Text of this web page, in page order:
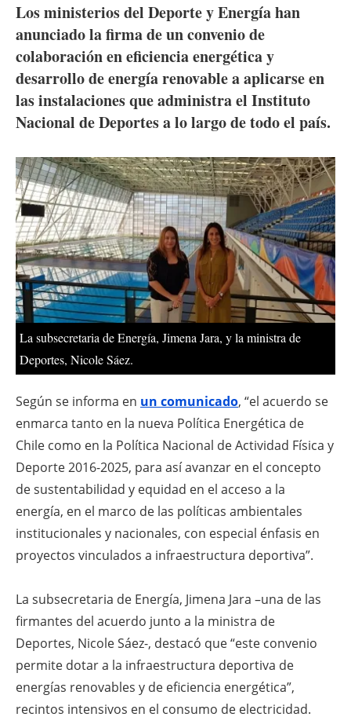
Agenda
Directory
Jobs
About us
Newsletters
Los ministerios del Deporte y Energía han
anunciado la firma de un convenio de
colaboración en eficiencia energética y
desarrollo de energía renovable a aplicarse en
las instalaciones que administra el Instituto
Nacional de Deportes a lo largo de todo el país.
La subsecretaria de Energía, Jimena Jara, y la ministra de
Deportes, Nicole Sáez.
Según se informa en un comunicado, “el acuerdo se
enmarca tanto en la nueva Política Energética de
Chile como en la Política Nacional de Actividad Física y
Deporte 2016-2025, para así avanzar en el concepto
de sustentabilidad y equidad en el acceso a la
energía, en el marco de las políticas ambientales
institucionales y nacionales, con especial énfasis en
proyectos vinculados a infraestructura deportiva”.
La subsecretaria de Energía, Jimena Jara –una de las
firmantes del acuerdo junto a la ministra de
Deportes, Nicole Sáez-, destacó que “este convenio
permite dotar a la infraestructura deportiva de
energías renovables y de eficiencia energética”,
recintos intensivos en el consumo de electricidad.